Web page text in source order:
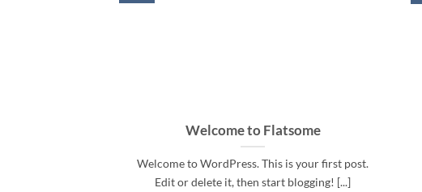
Welcome to Flatsome
Welcome to WordPress. This is your first post.
Edit or delete it, then start blogging! [...]